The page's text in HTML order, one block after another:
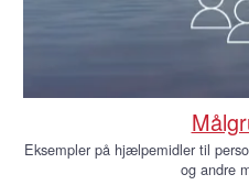
Eksempler på hjælpemidler til
og andre